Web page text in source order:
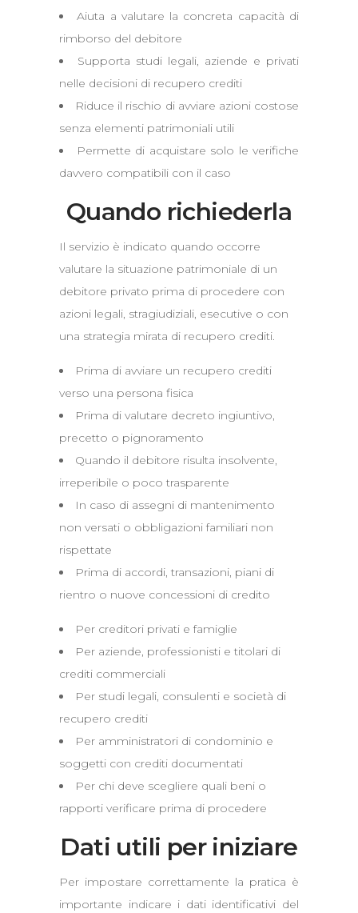
Aiuta a valutare la concreta capacità di
rimborso del debitore
Supporta studi legali, aziende e privati
nelle decisioni di recupero crediti
Riduce il rischio di avviare azioni costose
senza elementi patrimoniali utili
Permette di acquistare solo le verifiche
davvero compatibili con il caso
Quando richiederla
Il servizio è indicato quando occorre
valutare la situazione patrimoniale di un
debitore privato prima di procedere con
azioni legali, stragiudiziali, esecutive o con
una strategia mirata di recupero crediti.
Prima di avviare un recupero crediti
verso una persona fisica
Prima di valutare decreto ingiuntivo,
precetto o pignoramento
Quando il debitore risulta insolvente,
irreperibile o poco trasparente
In caso di assegni di mantenimento
non versati o obbligazioni familiari non
rispettate
Prima di accordi, transazioni, piani di
rientro o nuove concessioni di credito
Per creditori privati e famiglie
Per aziende, professionisti e titolari di
crediti commerciali
Per studi legali, consulenti e società di
recupero crediti
Per amministratori di condominio e
soggetti con crediti documentati
Per chi deve scegliere quali beni o
rapporti verificare prima di procedere
Dati utili per iniziare
Per impostare correttamente la pratica è
importante indicare i dati identificativi del